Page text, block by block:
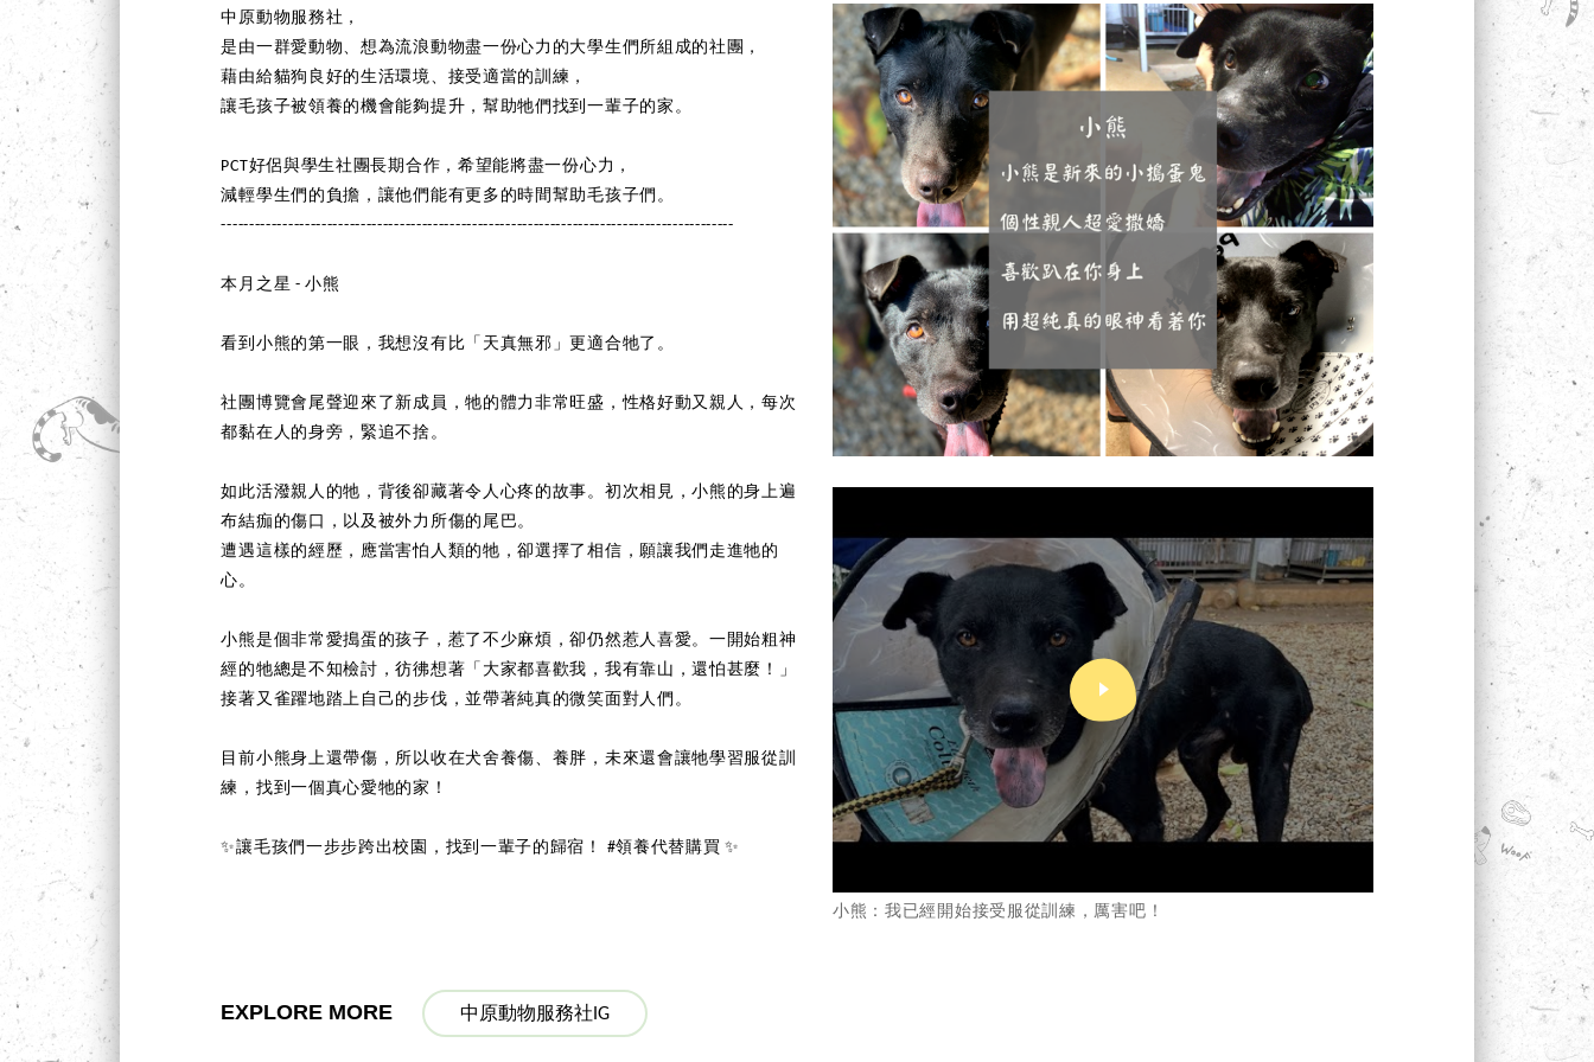
小熊：我已經開始接受服從訓練，厲害吧！
中原動物服務社，
是由一群愛動物、想為流浪動物盡一份心力的大學生們所組成的社團，
藉由給貓狗良好的生活環境、接受適當的訓練，
讓毛孩子被領養的機會能夠提升，幫助牠們找到一輩子的家。
PCT好侶與學生社團長期合作，希望能將盡一份心力，
減輕學生們的負擔，讓他們能有更多的時間幫助毛孩子們。
--------------------------------------------------------------------------------------------
本月之星 - 小熊
看到小熊的第一眼，我想沒有比「天真無邪」更適合牠了。
社團博覽會尾聲迎來了新成員，牠的體力非常旺盛，性格好動又親人，每次
都黏在人的身旁，緊追不捨。
如此活潑親人的牠，背後卻藏著令人心疼的故事。初次相見，小熊的身上遍
布結痂的傷口，以及被外力所傷的尾巴。
遭遇這樣的經歷，應當害怕人類的牠，卻選擇了相信，願讓我們走進牠的
心。
小熊是個非常愛搗蛋的孩子，惹了不少麻煩，卻仍然惹人喜愛。一開始粗神
經的牠總是不知檢討，彷彿想著「大家都喜歡我，我有靠山，還怕甚麼！」
接著又雀躍地踏上自己的步伐，並帶著純真的微笑面對人們。
目前小熊身上還帶傷，所以收在犬舍養傷、養胖，未來還會讓牠學習服從訓
練，找到一個真心愛牠的家！
✨讓毛孩們一步步跨出校園，找到一輩子的歸宿！ #領養代替購買 ✨
EXPLORE MORE 中原動物服務社IG